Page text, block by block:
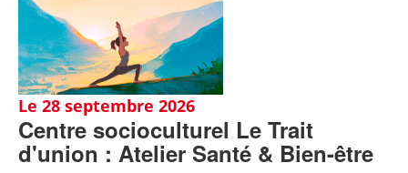
Le 28 septembre 2026
Centre socioculturel Le Trait
d'union : Atelier Santé & Bien-être